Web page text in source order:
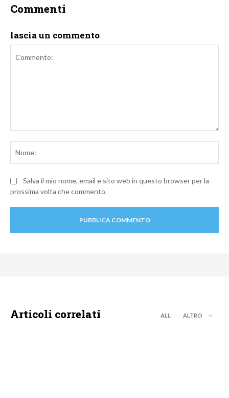
Commenti
lascia un commento
Salva il mio nome, email e sito web in questo browser per la
prossima volta che commento.
Articoli correlati ALL ALTRO